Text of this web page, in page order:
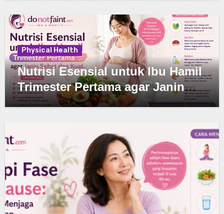
Physical Health
Nutrisi Esensial untuk Ibu Hamil
Trimester Pertama agar Janin
Sehat dan Kuat